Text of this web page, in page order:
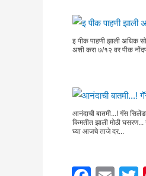
इ पीक पाहणी झाली अधिक
अशी करा ७/१२ वर पीक
आनंदाची बातमी...! गॅस
किमतीत झाली मोठी
घ्या आजचे ताजे दर...